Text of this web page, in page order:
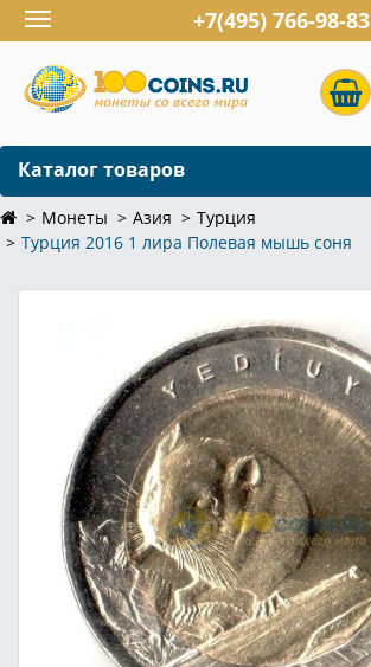
Toggle
navigation
+7(495) 766-98-83
Каталог товаров
Монеты Азия
Турция
Турция 2016 1 лира Полевая мышь соня